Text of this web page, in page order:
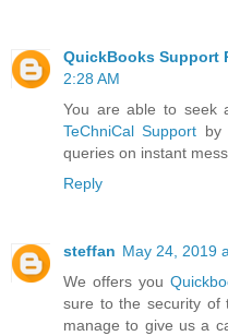
QuickBooks Support
2:28 AM
You are able to seek
TeChniCal Support by
queries on instant
Reply
steffan May 24, 2019
We offers you
sure to the security of
manage to give us a